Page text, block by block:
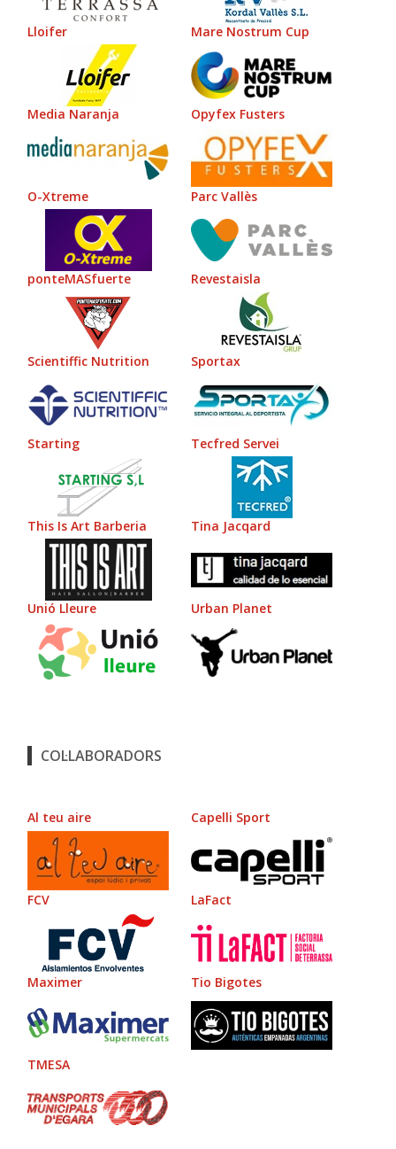
Lloifer Mare Nostrum Cup
Media Naranja Opyfex Fusters
Parc Vallès
ponteMASfuerte Revestaisla
Scientiffic Nutrition
Starting Tecfred Servei
This Is Art Barberia Tina Jacqard
Unió Lleure Urban Planet
COL·LABORADORS
FCV
Maximer